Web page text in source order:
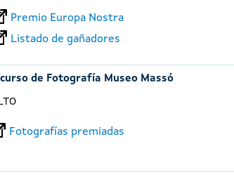
Premio Europa Nostra
Listado de gañadores
de Fotografía Museo Massó
Fotografías premiadas